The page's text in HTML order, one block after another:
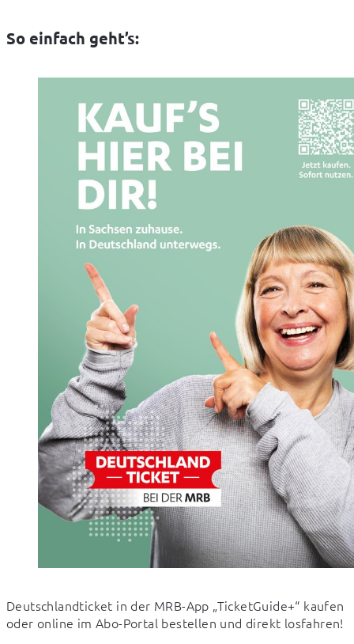
So einfach geht’s:
Deutschlandticket in der MRB-App „TicketGuide+“ kaufen
oder online im Abo-Portal bestellen und direkt losfahren!